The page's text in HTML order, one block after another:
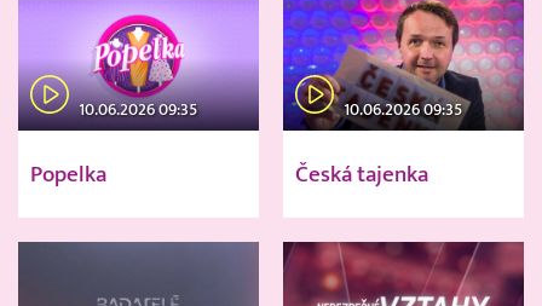
10.06.2026 09:35
Popelka
10.06.2026 09:35
Česká tajenka